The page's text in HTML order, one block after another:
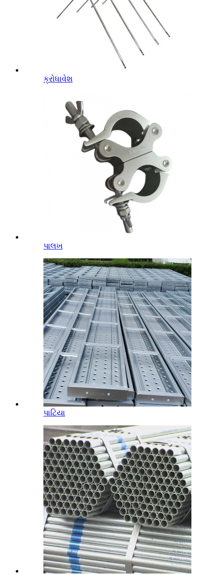
ક્રોધાવેશ
પાલખ
પાટિયા